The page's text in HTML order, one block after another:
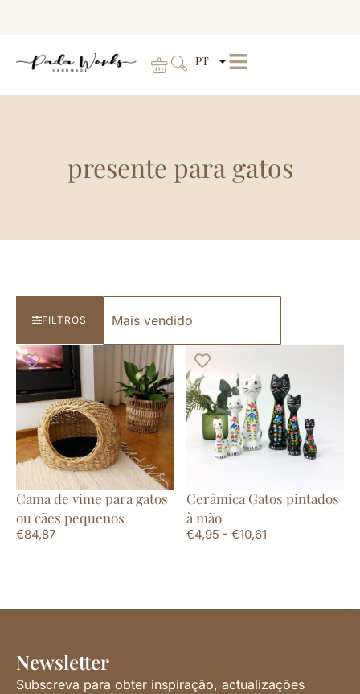
PT
presente para gatos
FILTROS
Cama de vime para gatos
ou cães pequenos
€84,87
Cerâmica Gatos pintados
à mão
€4,95 - €10,61
Newsletter
Subscreva para obter inspiração, actualizações